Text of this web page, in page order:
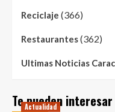
Reciclaje (366)
Restaurantes(362)
Ultimas Noticias
Te pueden interesar
Actualidad